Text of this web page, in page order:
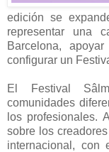
edición se
representar una
Barcelona,
configurar un
El Festival
comunidades
los profesionales.
sobre los
internacional,